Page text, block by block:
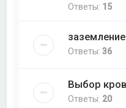
Ответы: 15
Ответы:36
Выбор
Ответы: 20